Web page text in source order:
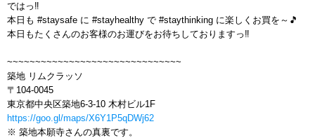
ではっ‼️
本日も #staysafe に #stayhealthy で #staythinking に楽しくお買を～🎵
本日もたくさんのお客様のお運びをお待ちしておりますっ‼️
~~~~~~~~~~~~~~~~~~~~~~~~~~~~~~~
築地 リムクラッソ
〒104-0045
東京都中央区築地6-3-10 木村ビル1F
https://goo.gl/maps/X6Y1P5qDWj62
※ 築地本願寺さんの真裏です。